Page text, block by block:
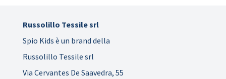
Russolillo Tessile srl
Spio Kids è un brand della
Russolillo Tessile srl
Via Cervantes De Saavedra, 55